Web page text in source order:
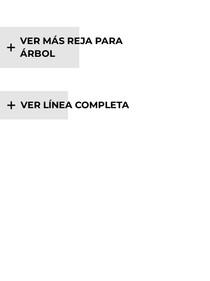
VER MÁS REJA PARA
ÁRBOL
VER LÍNEA COMPLETA